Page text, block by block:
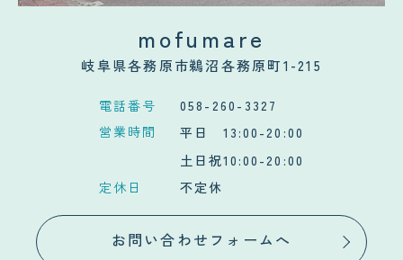
mofumare
岐阜県各務原市鵜沼各務原町1-215
電話番号
058-260-3327
営業時間
平日 13:00-20:00
土日祝10:00-20:00
定休日
不定休
お問い合わせフォームへ